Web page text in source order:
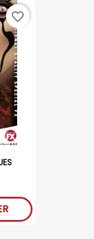
favorite_border